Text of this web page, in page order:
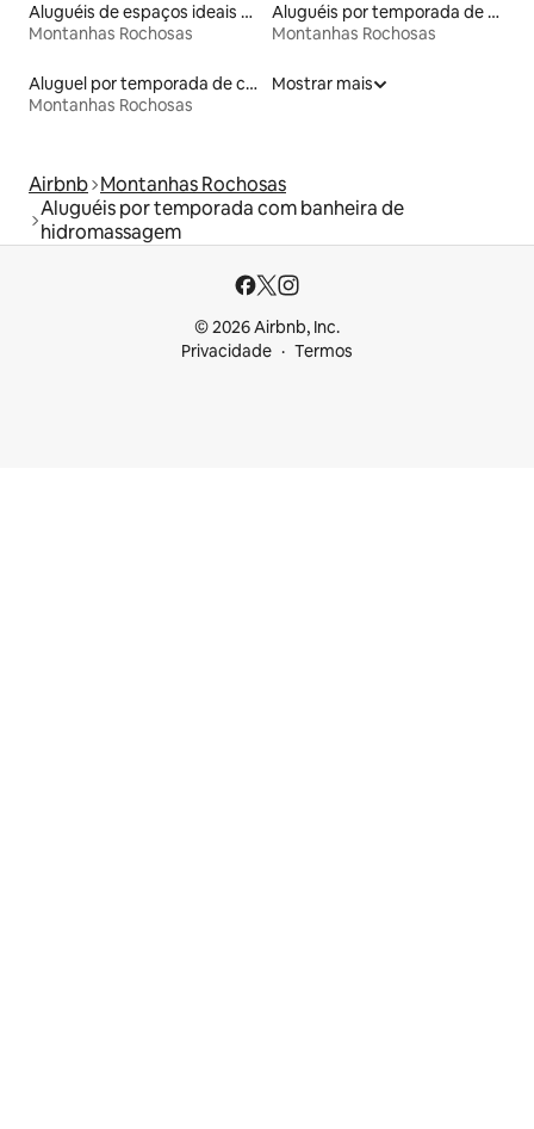
Aluguéis de espaços ideais para famílias
Montanhas Rochosas
Aluguéis por temporada de celeiros
Montanhas Rochosas
Aluguel por temporada de contêineres
Montanhas Rochosas
Mostrar mais
Airbnb Montanhas Rochosas
Aluguéis por temporada com banheira de
hidromassagem
© 2026 Airbnb, Inc.
Privacidade
Termos